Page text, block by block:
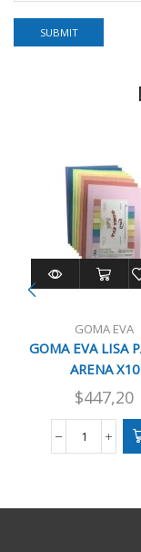
GOMA EVA
GOMA EVA LISA
ARENA X10
$447,20
GOMA
ARENA